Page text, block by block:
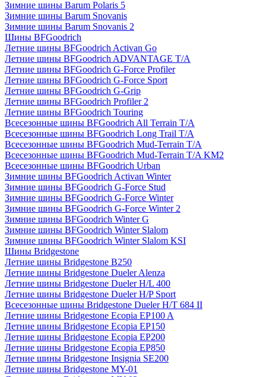
Зимние шины Barum Polaris 5
Зимние шины Barum Snovanis
Зимние шины Barum Snovanis 2
Шины BFGoodrich
Летние шины BFGoodrich Activan Go
Летние шины BFGoodrich ADVANTAGE T/A
Летние шины BFGoodrich G-Force Profiler
Летние шины BFGoodrich G-Force Sport
Летние шины BFGoodrich G-Grip
Летние шины BFGoodrich Profiler 2
Летние шины BFGoodrich Touring
Всесезонные шины BFGoodrich All Terrain T/A
Всесезонные шины BFGoodrich Long Trail T/A
Всесезонные шины BFGoodrich Mud-Terrain T/A
Всесезонные шины BFGoodrich Mud-Terrain T/A KM2
Всесезонные шины BFGoodrich Urban
Зимние шины BFGoodrich Activan Winter
Зимние шины BFGoodrich G-Force Stud
Зимние шины BFGoodrich G-Force Winter
Зимние шины BFGoodrich G-Force Winter 2
Зимние шины BFGoodrich Winter G
Зимние шины BFGoodrich Winter Slalom
Зимние шины BFGoodrich Winter Slalom KSI
Шины Bridgestone
Летние шины Bridgestone B250
Летние шины Bridgestone Dueler Alenza
Летние шины Bridgestone Dueler H/L 400
Летние шины Bridgestone Dueler H/P Sport
Всесезонные шины Bridgestone Dueler H/T 684 II
Летние шины Bridgestone Ecopia EP100 A
Летние шины Bridgestone Ecopia EP150
Летние шины Bridgestone Ecopia EP200
Летние шины Bridgestone Ecopia EP850
Летние шины Bridgestone Insignia SE200
Летние шины Bridgestone MY-01